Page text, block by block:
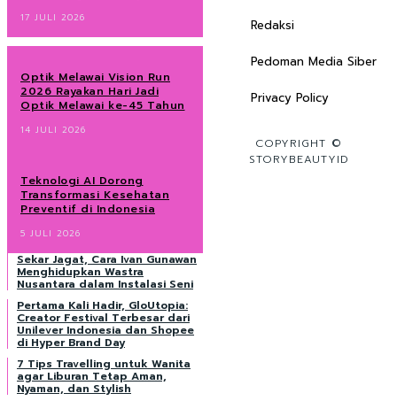
17 JULI 2026
Optik Melawai Vision Run
2026 Rayakan Hari Jadi
Optik Melawai ke-45 Tahun
14 JULI 2026
Teknologi AI Dorong
Transformasi Kesehatan
Preventif di Indonesia
5 JULI 2026
Sekar Jagat, Cara Ivan Gunawan
Menghidupkan Wastra
Nusantara dalam Instalasi Seni
Pertama Kali Hadir, GloUtopia:
Creator Festival Terbesar dari
Unilever Indonesia dan Shopee
di Hyper Brand Day
7 Tips Travelling untuk Wanita
agar Liburan Tetap Aman,
Nyaman, dan Stylish
Redaksi
Pedoman Media Siber
Privacy Policy
COPYRIGHT ©
STORYBEAUTYID